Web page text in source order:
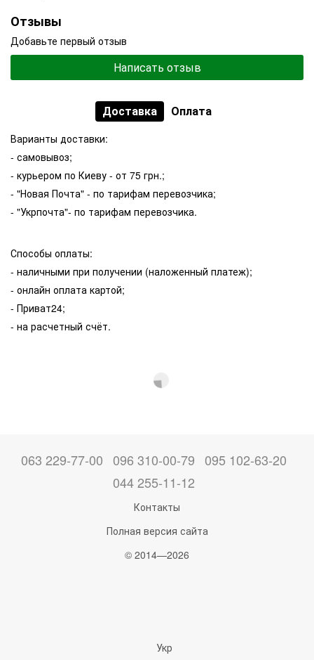
Отзывы
Добавьте первый отзыв
Написать отзыв
Доставка Оплата
Варианты доставки:
- самовывоз;
- курьером по Киеву - от 75 грн.;
- "Новая Почта" - по тарифам перевозчика;
- "Укрпочта"- по тарифам перевозчика.
Способы оплаты:
- наличными при получении (наложенный платеж);
- онлайн оплата картой;
- Приват24;
- на расчетный счёт.
063 229-77-00 096 310-00-79 095 102-63-20
044 255-11-12
Контакты
Полная версия сайта
© 2014—2026
Укр